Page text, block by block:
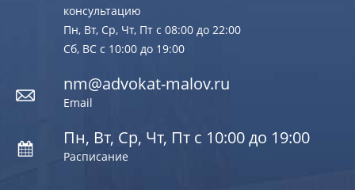
консультацию
Пн, Вт, Ср, Чт, Пт с 08:00 до 22:00
Сб, ВС с 10:00 до 19:00
nm@advokat-malov.ru
Email
Пн, Вт, Ср, Чт, Пт с 10:00 до 19:00
Расписание